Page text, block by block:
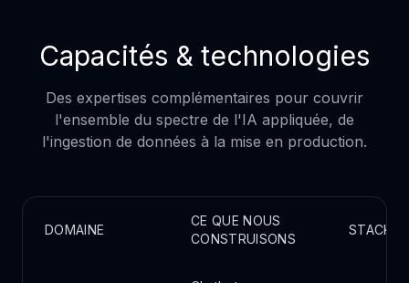
Capacités & technologies
Des expertises complémentaires pour couvrir
l'ensemble du spectre de l'IA appliquée, de
l'ingestion de données à la mise en production.
DOMAINE
CE QUE NOUS
CONSTRUISONS
STACK